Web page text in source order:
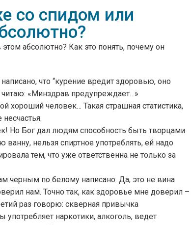
со спидом или
абсолютно? Как это понять, почему он
что “курение вредит здоровью, оно
«Минздрав предупреждает…»
хороший человек… Такая страшная статистика,
Но Бог дал людям способность быть творцами
нельзя спиртное употреблять, ей надо
тем, что уже ответственна не только за
черным по белому написано. Да, это не вина
нам. Точно так, как здоровье мне доверил –
раз говорю: скверная привычка
наркотики, алкоголь, ведет